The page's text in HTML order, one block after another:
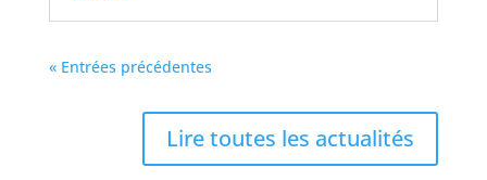
« Entrées précédentes
Lire toutes les actualités